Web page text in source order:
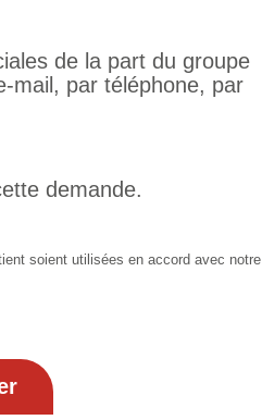
de la part du groupe
mail, par téléphone, par
demande.
soient utilisées en accord avec notre